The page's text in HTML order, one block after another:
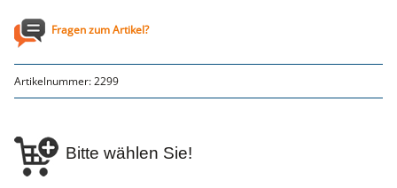
Stangenwurst
Leberkäse
Mini-Würstel
Putenschinken
Fische
Meeresfrüchte
Fragen zum Artikel?
Artikelnummer:2299
Bitte wählen Sie!